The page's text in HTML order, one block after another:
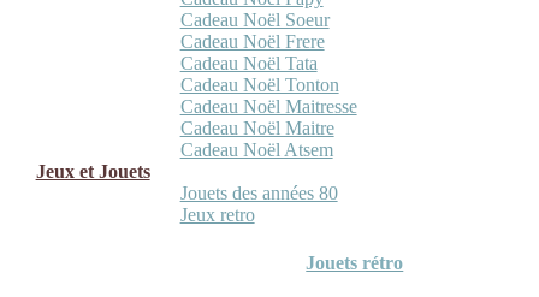
Cadeau Noël Soeur
Cadeau Noël Frere
Cadeau Noël Tata
Cadeau Noël Tonton
Cadeau Noël Maitresse
Cadeau Noël Maitre
Cadeau Noël Atsem
Jeux et Jouets
Jouets des années 80
Jeux retro
Jouets rétro